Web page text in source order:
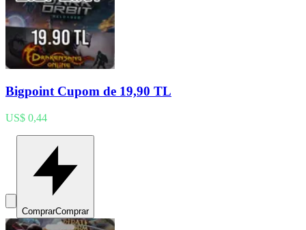
Bigpoint Cupom de 19,90 TL
US$ 0,44
ComprarComprar